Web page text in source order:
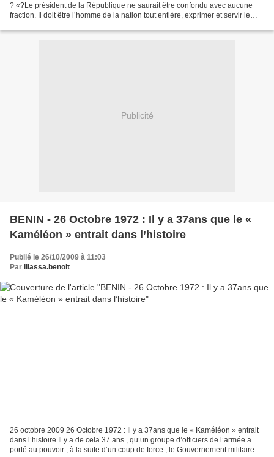
? «?Le président de la République ne saurait être confondu avec aucune
fraction. Il doit être l’homme de la nation tout entière, exprimer et servir le
Publicité
BENIN - 26 Octobre 1972 : Il y a 37ans que le «
Kaméléon » entrait dans l’histoire
Publié le 26/10/2009 à 11:03
Par illassa.benoit
26 octobre 2009 26 Octobre 1972 : Il y a 37ans que le « Kaméléon » entrait
dans l’histoire Il y a de cela 37 ans , qu’un groupe d’officiers de l’armée a
porté au pouvoir , à la suite d’un coup de force , le Gouvernement militaire